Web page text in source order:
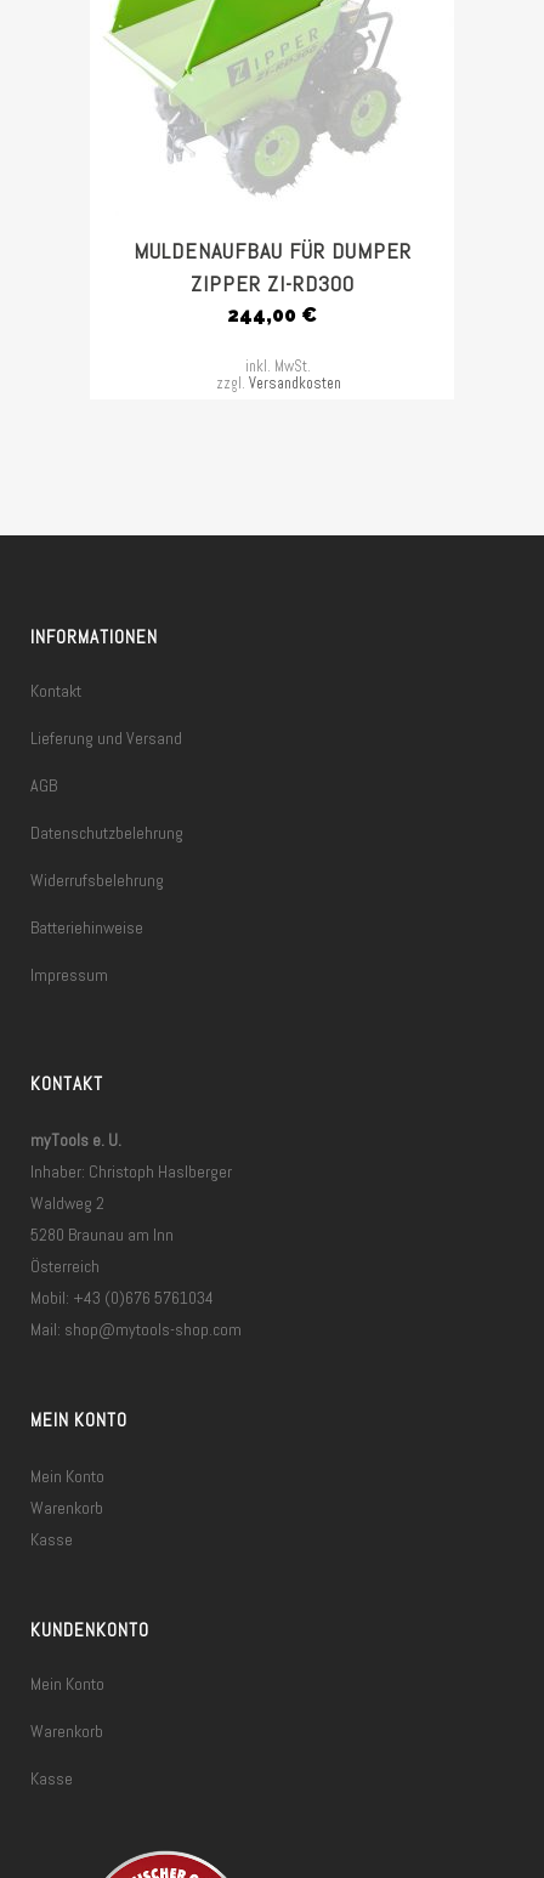
MULDENAUFBAU FÜR DUMPER
ZIPPER ZI-RD300
244,00 €
inkl. MwSt.
zzgl. Versandkosten
INFORMATIONEN
Kontakt
Lieferung und Versand
AGB
Datenschutzbelehrung
Widerrufsbelehrung
Batteriehinweise
Impressum
KONTAKT
myTools e. U.
Inhaber: Christoph Haslberger
Waldweg 2
5280 Braunau am Inn
Österreich
Mobil: +43 (0)676 5761034
Mail: shop@mytools-shop.com
MEIN KONTO
Mein Konto
Warenkorb
Kasse
KUNDENKONTO
Mein Konto
Warenkorb
Kasse